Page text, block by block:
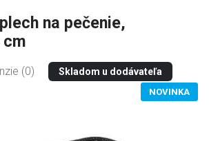
na pečenie,
cm
(0) Skladom u dodávateľa
NOVINKA